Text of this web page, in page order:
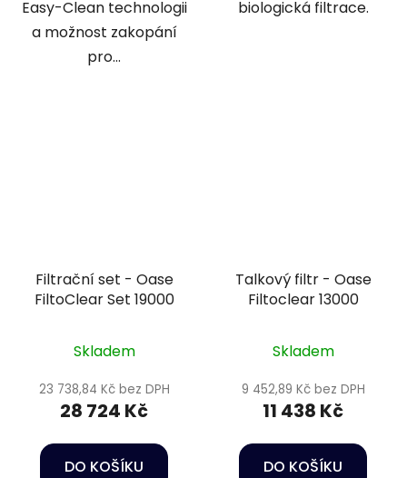
Easy-Clean technologii
a možnost zakopání
pro...
biologická filtrace.
Filtrační set - Oase
FiltoClear Set 19000
Skladem
23 738,84 Kč bez DPH
28 724 Kč
DO KOŠÍKU
Talkový filtr - Oase
Filtoclear 13000
Skladem
9 452,89 Kč bez DPH
11 438 Kč
DO KOŠÍKU